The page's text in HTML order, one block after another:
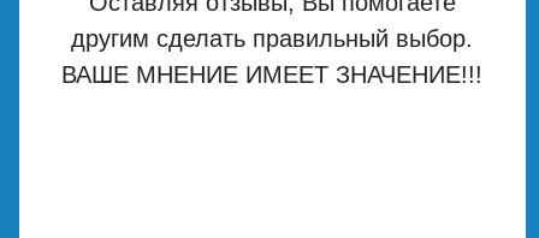
другим сделать правильный выбор.
ВАШЕ МНЕНИЕ ИМЕЕТ ЗНАЧЕНИЕ!!!